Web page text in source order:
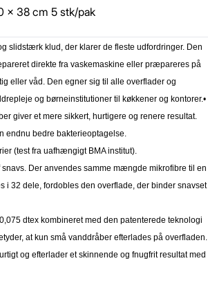
x 38 cm 5 stk/pak
slidstærk klud, der klarer de fleste udfordringer. Den
direkte fra vaskemaskine eller præpareres på
eller våd. Den egner sig til alle overflader og
og børneinstitutioner til køkkener og kontorer.•
giver et mere sikkert, hurtigere og renere resultat.
endnu bedre bakterieoptagelse.
(test fra uafhængigt BMA institut).
snavs. Der anvendes samme mængde mikrofibre til en
i 32 dele, fordobles den overflade, der binder snavset
dtex kombineret med den patenterede teknologi
at kun små vanddråber efterlades på overfladen.
og efterlader et skinnende og fnugfrit resultat med